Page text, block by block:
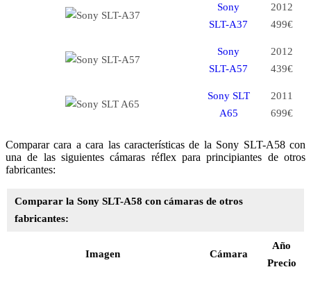
Sony
SLT-A37
2012
499€
Sony
SLT-A57
2012
439€
Sony SLT
A65
2011
699€
Comparar cara a cara las características de la Sony SLT-A58 con
una de las siguientes cámaras réflex para principiantes de otros
fabricantes:
Comparar la Sony SLT-A58 con cámaras de otros
fabricantes:
Imagen Cámara
Año
Precio